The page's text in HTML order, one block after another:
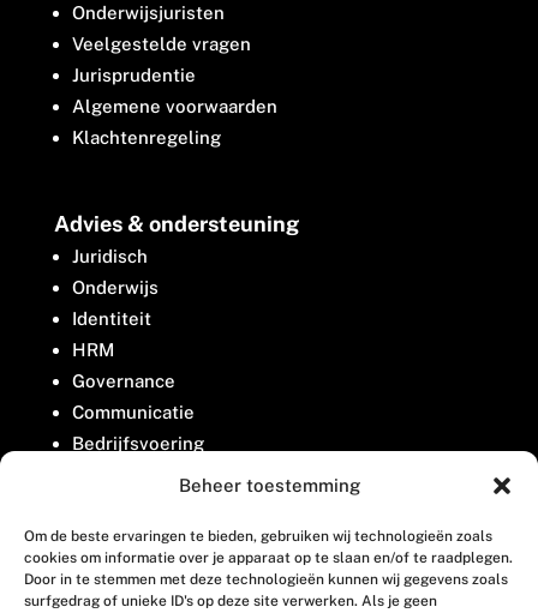
Beheer toestemming
Om de beste ervaringen te bieden, gebruiken wij technologieën zoals
cookies om informatie over je apparaat op te slaan en/of te raadplegen.
Door in te stemmen met deze technologieën kunnen wij gegevens zoals
surfgedrag of unieke ID's op deze site verwerken. Als je geen
Onderwijsjuristen
Veelgestelde vragen
Jurisprudentie
Algemene voorwaarden
Klachtenregeling
Advies & ondersteuning
Juridisch
Onderwijs
Identiteit
HRM
Governance
Communicatie
Bedrijfsvoering
Belangenbehartiging
Contact